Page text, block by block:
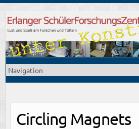
Circling Magnets